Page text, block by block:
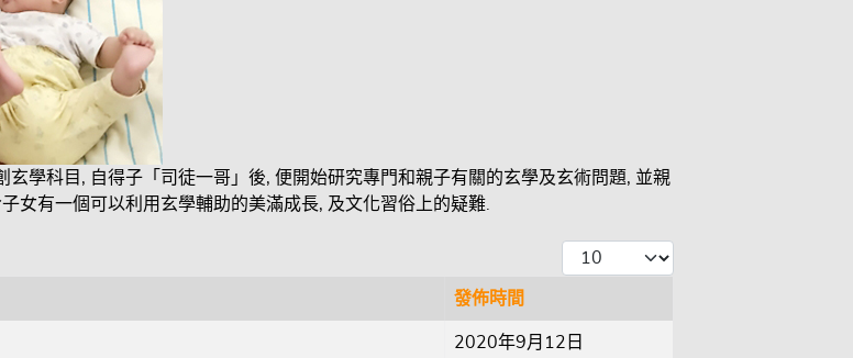
玄學科目, 自得子「司徒一哥」後, 便開始研究專門和親子有關的玄學及玄術問題, 並親
女有一個可以利用玄學輔助的美滿成長, 及文化習俗上的疑難.
每頁顯示條數
發佈時間
2020年9月12日